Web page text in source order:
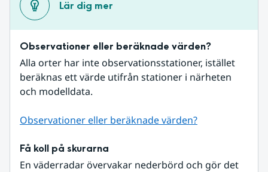
Lär dig mer
Observationer eller beräknade värden?
Alla orter har inte observationsstationer, istället
beräknas ett värde utifrån stationer i närheten
och modelldata.
Observationer eller beräknade värden?
Få koll på skurarna
En väderradar övervakar nederbörd och gör det